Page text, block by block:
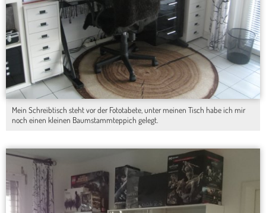
Mein Schreibtisch steht vor der Fototabete, unter meinen Tisch habe ich mir
noch einen kleinen Baumstammteppich gelegt.